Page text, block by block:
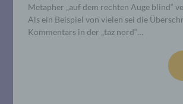
Metapher „auf dem rechten Auge blind“
Als ein Beispiel von vielen sei die
Kommentars in der „taz nord“…